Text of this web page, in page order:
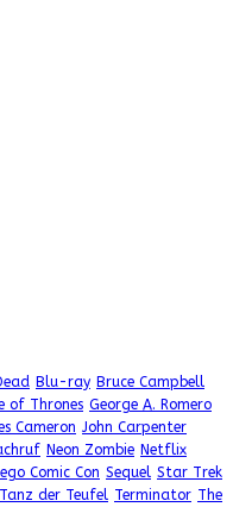
Blu-ray Bruce Campbell
of Thrones George A. Romero
Cameron John Carpenter
Neon Zombie Netflix
Comic Con Sequel Star Trek
Tanz der Teufel Terminator The